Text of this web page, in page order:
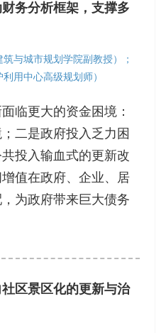
务分析框架，支撑多
与城市规划学院副教授）；
用中心高级规划师）
临更大的资金困境：
二是政府投入乏力困
投入输血式的更新改
值在政府、企业、居
为政府带来巨大债务
区景区化的更新与治